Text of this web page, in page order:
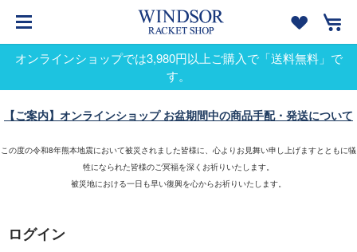
オンラインショップでは3,980円以上ご購入で「送料無料」で
す。
【ご案内】オンラインショップ お盆期間中の商品手配・発送について
この度の令和8年熊本地震において被災されました皆様に、心よりお見舞い申し上げますとともに犠
牲になられた皆様のご冥福を深くお祈りいたします。
被災地における一日も早い復興を心からお祈りいたします。
ログイン